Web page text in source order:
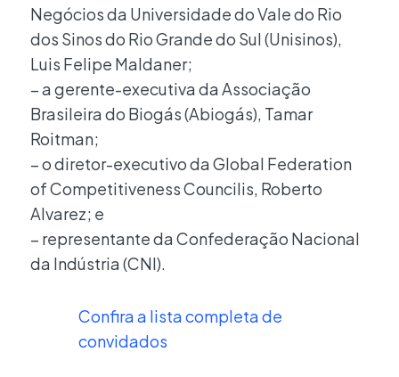
Negócios da Universidade do Vale do Rio
dos Sinos do Rio Grande do Sul (Unisinos),
Luis Felipe Maldaner;
– a gerente-executiva da Associação
Brasileira do Biogás (Abiogás), Tamar
Roitman;
– o diretor-executivo da Global Federation
of Competitiveness Councilis, Roberto
Alvarez; e
– representante da Confederação Nacional
da Indústria (CNI).
Confira a lista completa de
convidados